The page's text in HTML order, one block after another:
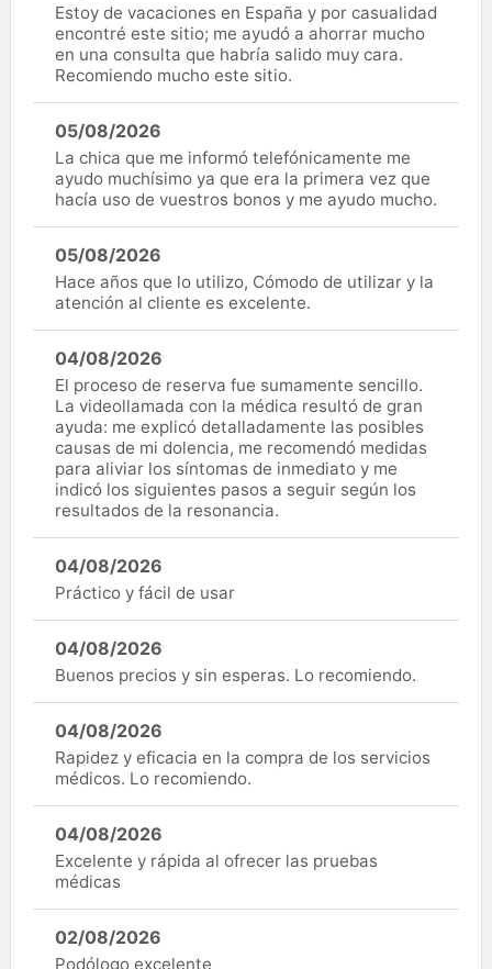
Estoy de vacaciones en España y por casualidad
encontré este sitio; me ayudó a ahorrar mucho
en una consulta que habría salido muy cara.
Recomiendo mucho este sitio.
05/08/2026
La chica que me informó telefónicamente me
ayudo muchísimo ya que era la primera vez que
hacía uso de vuestros bonos y me ayudo mucho.
05/08/2026
Hace años que lo utilizo, Cómodo de utilizar y la
atención al cliente es excelente.
04/08/2026
El proceso de reserva fue sumamente sencillo.
La videollamada con la médica resultó de gran
ayuda: me explicó detalladamente las posibles
causas de mi dolencia, me recomendó medidas
para aliviar los síntomas de inmediato y me
indicó los siguientes pasos a seguir según los
resultados de la resonancia.
04/08/2026
Práctico y fácil de usar
04/08/2026
Buenos precios y sin esperas. Lo recomiendo.
04/08/2026
Rapidez y eficacia en la compra de los servicios
médicos. Lo recomiendo.
04/08/2026
Excelente y rápida al ofrecer las pruebas
médicas
02/08/2026
Podólogo excelente